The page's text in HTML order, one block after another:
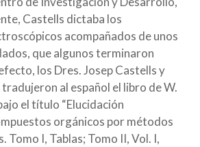
Castells dictaba los
acompañados de unos
que algunos terminaron
los Dres. Josep Castells y
al español el libro de W.
el título “Elucidación
orgánicos por métodos
Tomo I, Tablas; Tomo II, Vol. I,